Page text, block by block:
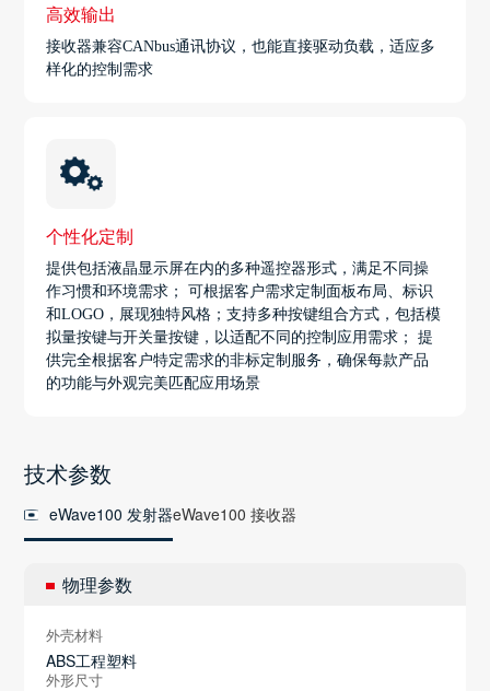
高效输出
接收器兼容CANbus通讯协议，也能直接驱动负载，适应多
样化的控制需求
个性化定制
提供包括液晶显示屏在内的多种遥控器形式，满足不同操
作习惯和环境需求； 可根据客户需求定制面板布局、标识
和LOGO，展现独特风格；支持多种按键组合方式，包括模
拟量按键与开关量按键，以适配不同的控制应用需求； 提
供完全根据客户特定需求的非标定制服务，确保每款产品
的功能与外观完美匹配应用场景
技术参数
eWave100 发射器eWave100 接收器
物理参数
外壳材料
ABS工程塑料
外形尺寸